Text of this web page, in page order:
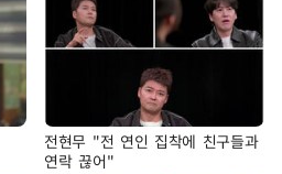
전현무 "전 연인 집착에 친구들과
연락 끊어"